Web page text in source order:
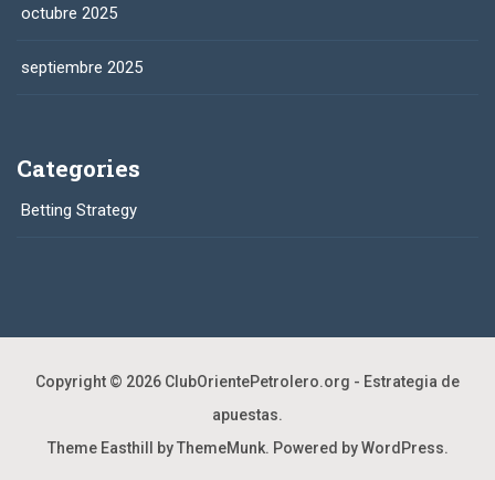
octubre 2025
septiembre 2025
Categories
Betting Strategy
Copyright © 2026 ClubOrientePetrolero.org - Estrategia de
apuestas.
Theme Easthill by ThemeMunk. Powered byWordPress.